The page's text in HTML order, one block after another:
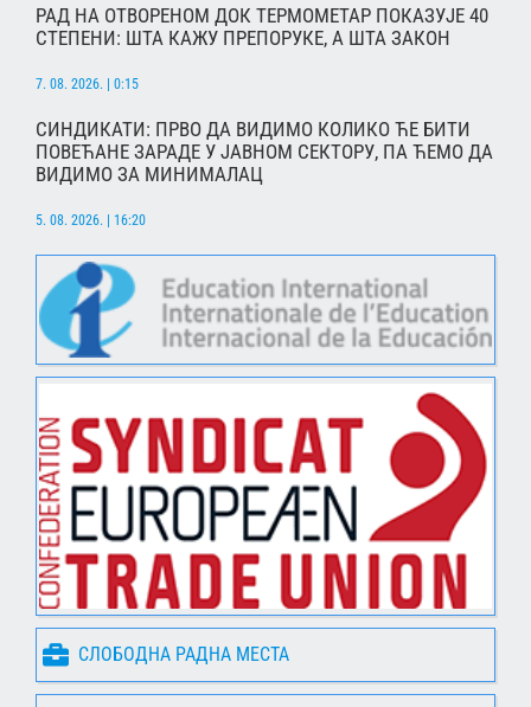
РАД НА ОТВОРЕНОМ ДОК ТЕРМОМЕТАР ПОКАЗУЈЕ 40
СТЕПЕНИ: ШТА КАЖУ ПРЕПОРУКЕ, А ШТА ЗАКОН
7. 08. 2026. | 0:15
СИНДИКАТИ: ПРВО ДА ВИДИМО КОЛИКО ЋЕ БИТИ
ПОВЕЋАНЕ ЗАРАДЕ У ЈАВНОМ СЕКТОРУ, ПА ЋЕМО ДА
ВИДИМО ЗА МИНИМАЛАЦ
5. 08. 2026. | 16:20
СЛОБОДНА РАДНА МЕСТА